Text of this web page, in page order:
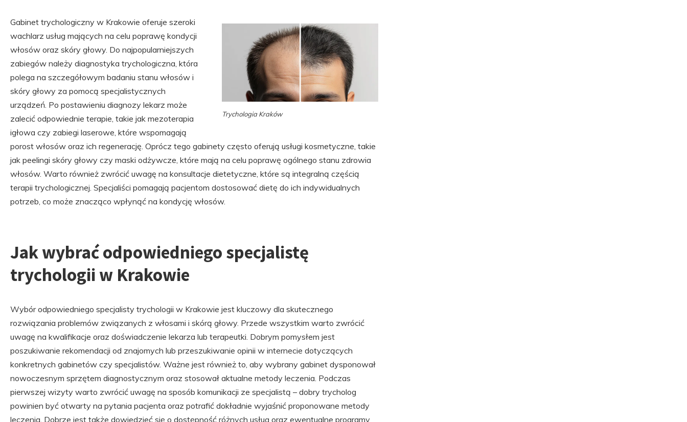
Trychologia Kraków
Gabinet trychologiczny w Krakowie oferuje szeroki
wachlarz usług mających na celu poprawę kondycji
włosów oraz skóry głowy. Do najpopularniejszych
zabiegów należy diagnostyka trychologiczna, która
polega na szczegółowym badaniu stanu włosów i
skóry głowy za pomocą specjalistycznych
urządzeń. Po postawieniu diagnozy lekarz może
zalecić odpowiednie terapie, takie jak mezoterapia
igłowa czy zabiegi laserowe, które wspomagają
porost włosów oraz ich regenerację. Oprócz tego gabinety często oferują usługi kosmetyczne, takie
jak peelingi skóry głowy czy maski odżywcze, które mają na celu poprawę ogólnego stanu zdrowia
włosów. Warto również zwrócić uwagę na konsultacje dietetyczne, które są integralną częścią
terapii trychologicznej. Specjaliści pomagają pacjentom dostosować dietę do ich indywidualnych
potrzeb, co może znacząco wpłynąć na kondycję włosów.
Jak wybrać odpowiedniego specjalistę
trychologii w Krakowie
Wybór odpowiedniego specjalisty trychologii w Krakowie jest kluczowy dla skutecznego
rozwiązania problemów związanych z włosami i skórą głowy. Przede wszystkim warto zwrócić
uwagę na kwalifikacje oraz doświadczenie lekarza lub terapeutki. Dobrym pomysłem jest
poszukiwanie rekomendacji od znajomych lub przeszukiwanie opinii w internecie dotyczących
konkretnych gabinetów czy specjalistów. Ważne jest również to, aby wybrany gabinet dysponował
nowoczesnym sprzętem diagnostycznym oraz stosował aktualne metody leczenia. Podczas
pierwszej wizyty warto zwrócić uwagę na sposób komunikacji ze specjalistą – dobry trycholog
powinien być otwarty na pytania pacjenta oraz potrafić dokładnie wyjaśnić proponowane metody
leczenia. Dobrze jest także dowiedzieć się o dostępność różnych usług oraz ewentualne programy